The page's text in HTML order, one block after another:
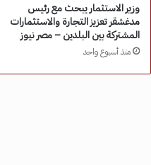
وزير الاستثمار يبحث مع رئيس
مدغشقر تعزيز التجارة والاستثمارات
المشتركة بين البلدين – مصر نيوز
منذ أسبوع واحد